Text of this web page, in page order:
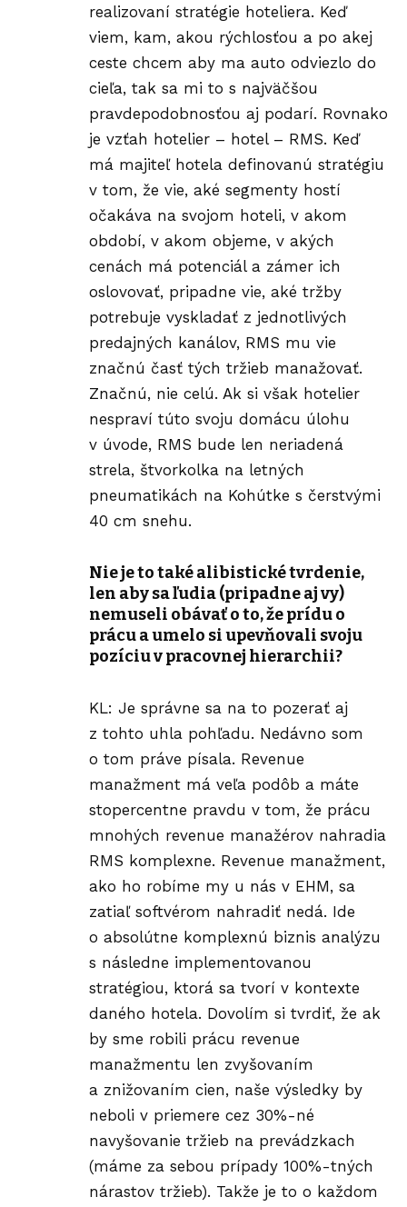
realizovaní stratégie hoteliera. Keď
viem, kam, akou rýchlosťou a po akej
ceste chcem aby ma auto odviezlo do
cieľa, tak sa mi to s najväčšou
pravdepodobnosťou aj podarí. Rovnako
je vzťah hotelier – hotel – RMS. Keď
má majiteľ hotela definovanú stratégiu
v tom, že vie, aké segmenty hostí
očakáva na svojom hoteli, v akom
období, v akom objeme, v akých
cenách má potenciál a zámer ich
oslovovať, pripadne vie, aké tržby
potrebuje vyskladať z jednotlivých
predajných kanálov, RMS mu vie
značnú časť tých tržieb manažovať.
Značnú, nie celú. Ak si však hotelier
nespraví túto svoju domácu úlohu
v úvode, RMS bude len neriadená
strela, štvorkolka na letných
pneumatikách na Kohútke s čerstvými
40 cm snehu.
Nie je to také alibistické tvrdenie,
len aby sa ľudia (pripadne aj vy)
nemuseli obávať o to, že prídu o
prácu a umelo si upevňovali svoju
pozíciu v pracovnej hierarchii?
KL: Je správne sa na to pozerať aj
z tohto uhla pohľadu. Nedávno som
o tom práve písala. Revenue
manažment má veľa podôb a máte
stopercentne pravdu v tom, že prácu
mnohých revenue manažérov nahradia
RMS komplexne. Revenue manažment,
ako ho robíme my u nás v EHM, sa
zatiaľ softvérom nahradiť nedá. Ide
o absolútne komplexnú biznis analýzu
s následne implementovanou
stratégiou, ktorá sa tvorí v kontexte
daného hotela. Dovolím si tvrdiť, že ak
by sme robili prácu revenue
manažmentu len zvyšovaním
a znižovaním cien, naše výsledky by
neboli v priemere cez 30%-né
navyšovanie tržieb na prevádzkach
(máme za sebou prípady 100%-tných
nárastov tržieb). Takže je to o každom